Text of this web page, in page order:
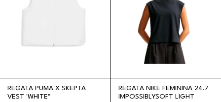
REGATA PUMA X SKEPTA
VEST 'WHITE"
REGATA NIKE FEMININA 24.7
IMPOSSIBLYSOFT LIGHT